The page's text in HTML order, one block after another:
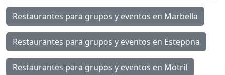
Restaurantes para grupos y eventos en Marbella
Restaurantes para grupos y eventos en Estepona
Restaurantes para grupos y eventos en Motril